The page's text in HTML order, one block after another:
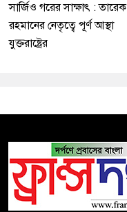
সার্জিও গরের সাক্ষাৎ : তারেক
রহমানের নেতৃত্বে পূর্ণ আস্থা
যুক্তরাষ্ট্রের